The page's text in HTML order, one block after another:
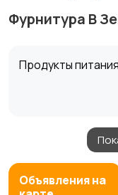
Фурнитура В
Продукты питания
Диваны и кресла
Объявления на